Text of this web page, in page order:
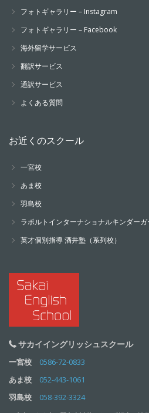
フォトギャラリー – Instagram
フォトギャラリー – Facebook
海外留学サービス
翻訳サービス
通訳サービス
よくある質問
お近くのスクール
一宮校
あま校
羽島校
ラポルトインターナショナルキンダーガ
英才個別指導 酒井塾（系列校）
サカイイングリッシュスクール
一宮校
0586-72-0833
あま校
052-443-1061
羽島校
058-392-3324